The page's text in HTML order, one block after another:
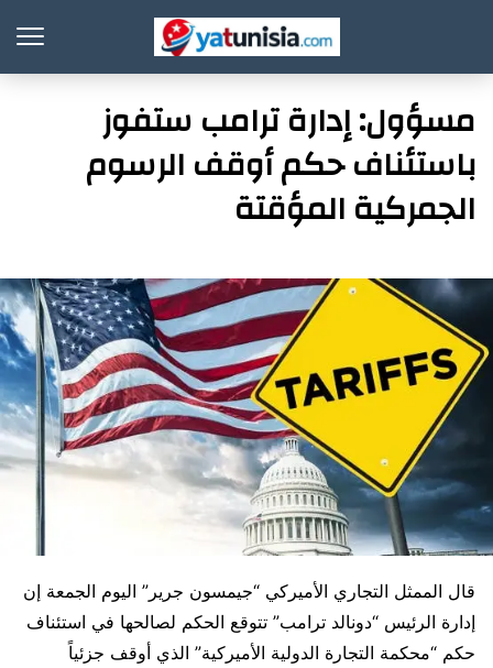
مسؤول: إدارة ترامب ستفوز
باستئناف حكم أوقف الرسوم
الجمركية المؤقتة
قال الممثل التجاري الأميركي “جيمسون جرير” اليوم الجمعة إن
إدارة الرئيس “دونالد ترامب” تتوقع الحكم لصالحها في استئناف
حكم “محكمة التجارة الدولية الأميركية” الذي أوقف جزئياً